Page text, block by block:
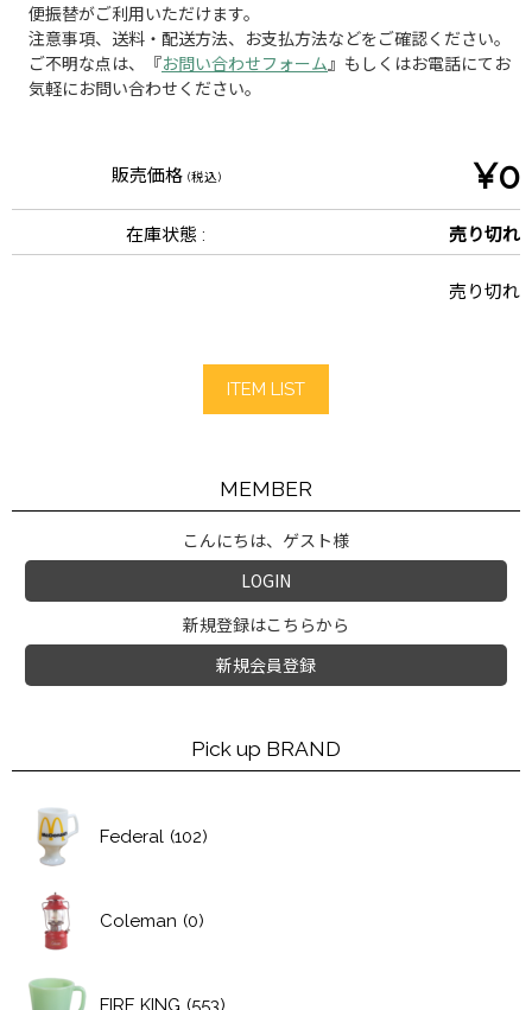
便振替がご利用いただけます。
注意事項、送料・配送方法、お支払方法などをご確認ください。
ご不明な点は、『お問い合わせフォーム 』もしくはお電話にてお
気軽にお問い合わせください。
販売価格 (税込) ¥0
在庫状態 : 売り切れ
売り切れ
ITEM LIST
MEMBER
こんにちは、ゲスト様
LOGIN
新規登録はこちらから
新規会員登録
Pick up BRAND
Federal (102)
Coleman (0)
FIRE KING (553)